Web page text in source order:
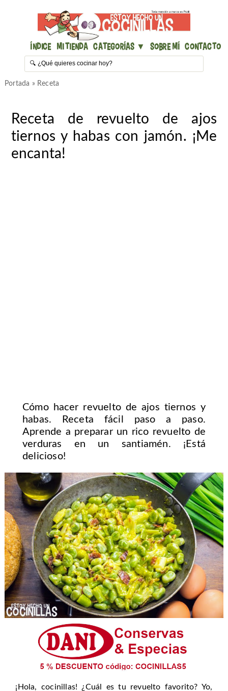
Índice Mi Tienda Categorías ▼ Sobre mí Contacto
Portada » Receta
Receta de revuelto de ajos
tiernos y habas con jamón. ¡Me
encanta!
Cómo hacer revuelto de ajos tiernos y
habas. Receta fácil paso a paso.
Aprende a preparar un rico revuelto de
verduras en un santiamén. ¡Está
delicioso!
¡Hola, cocinillas! ¿Cuál es tu revuelto favorito? Yo,